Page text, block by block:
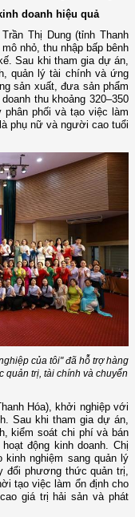
doanh hiệu quả
Thị Dung (tỉnh Thanh
nhỏ, thu nhập bấp bênh
Sau khi tham gia dự án,
quản lý tài chính và ứng
sản xuất, đưa sản phẩm
thu khoảng 320–350
phối và tạo việc làm
phụ nữ và người cao tuổi
của tôi" đã hỗ trợ hàng
quản trị, tài chính và chuyển
Hóa), khởi nghiệp với
Sau khi tham gia dự án,
kiểm soát chi phí và bán
động kinh doanh. Chị
nghiệm sang quản lý
đổi phương thức quản trị,
tạo việc làm ổn định cho
giá trị hải sản và phát